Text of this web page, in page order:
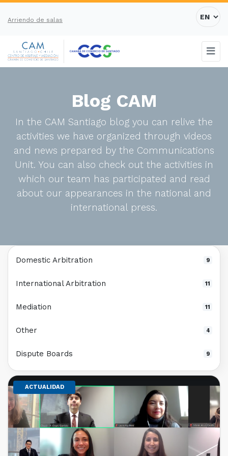
Arriendo de salas
Blog CAM
In the CAM Santiago blog you can relive the
activities we have organized through videos
and news prepared by the Communications
Unit. You can also check out the activities in
which our team has participated and read
about our appearances in the national and
international press.
ACTUALIDAD
Domestic Arbitration 9
International Arbitration 11
Mediation 11
Other 4
Dispute Boards 9